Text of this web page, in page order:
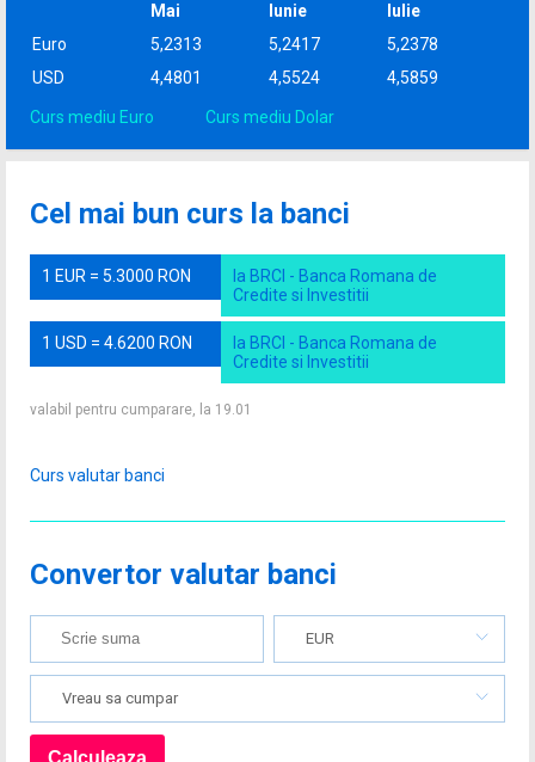
Mai Iunie
Iulie
Euro
5,2313 5,2417
5,2378
USD
4,4801 4,5524 4,5859
Curs mediu Euro Curs mediu Dolar
Cel mai bun curs la banci
1 EUR = 5.3000 RON
la BRCI - Banca Romana de
Credite si Investitii
1 USD = 4.6200 RON
la BRCI - Banca Romana de
Credite si Investitii
valabil pentru cumparare, la 19.01
Curs valutar banci
Convertor valutar banci
EUR
Vreau sa cumpar